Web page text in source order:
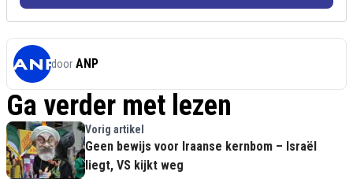
door ANP
Ga verder met lezen
Vorig artikel
Geen bewijs voor Iraanse kernbom – Israël
liegt, VS kijkt weg